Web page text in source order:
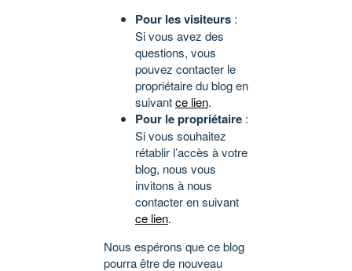
Pour les visiteurs :
Si vous avez des
questions, vous
pouvez contacter le
propriétaire du blog en
suivantce lien.
Pour le propriétaire :
Si vous souhaitez
rétablir l’accès à votre
blog, nous vous
invitons à nous
contacter en suivant
ce lien.
Nous espérons que ce blog
pourra être de nouveau